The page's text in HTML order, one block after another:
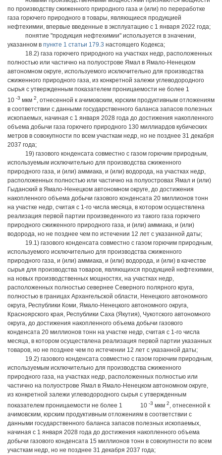
по производству сжиженного природного газа и (или) по переработке
газа горючего природного в товары, являющиеся продукцией
нефтехимии, впервые введенные в эксплуатацию с 1 января 2022 года;
понятие "продукция нефтехимии" используется в значении,
указанном в пункте 1 статьи 179.3 настоящего Кодекса;
18.2) газа горючего природного на участках недр, расположенных
полностью или частично на полуострове Ямал в Ямало-Ненецком
автономном округе, используемого исключительно для производства
сжиженного природного газа, из конкретной залежи углеводородного
сырья с утвержденным показателем проницаемости не более 1
10 -3 мкм 2, отнесенной к ачимовским, юрским продуктивным отложениям
в соответствии с данными государственного баланса запасов полезных
ископаемых, начиная с 1 января 2028 года до достижения накопленного
объема добычи газа горючего природного 130 миллиардов кубических
метров в совокупности по всем участкам недр, но не позднее 31 декабря
2037 года;
19) газового конденсата совместно с газом горючим природным,
используемым исключительно для производства сжиженного
природного газа, и (или) аммиака, и (или) водорода, на участках недр,
расположенных полностью или частично на полуостровах Ямал и (или)
Гыданский в Ямало-Ненецком автономном округе, до достижения
накопленного объема добычи газового конденсата 20 миллионов тонн
на участке недр, считая с 1-го числа месяца, в котором осуществлена
реализация первой партии произведенного из такого газа горючего
природного сжиженного природного газа, и (или) аммиака, и (или)
водорода, но не позднее чем по истечении 12 лет с указанной даты;
19.1) газового конденсата совместно с газом горючим природным,
используемого исключительно для производства сжиженного
природного газа, и (или) аммиака, и (или) водорода, и (или) в качестве
сырья для производства товаров, являющихся продукцией нефтехимии,
на новых производственных мощностях, на участках недр,
расположенных полностью севернее Северного полярного круга,
полностью в границах Архангельской области, Ненецкого автономного
округа, Республики Коми, Ямало-Ненецкого автономного округа,
Красноярского края, Республики Саха (Якутия), Чукотского автономного
округа, до достижения накопленного объема добычи газового
конденсата 20 миллионов тонн на участке недр, считая с 1-го числа
месяца, в котором осуществлена реализация первой партии указанных
товаров, но не позднее чем по истечении 12 лет с указанной даты;
19.2) газового конденсата совместно с газом горючим природным,
используемым исключительно для производства сжиженного
природного газа, на участках недр, расположенных полностью или
частично на полуострове Ямал в Ямало-Ненецком автономном округе,
из конкретной залежи углеводородного сырья с утвержденным
показателем проницаемости не более 1
10 -3 мкм 2, отнесенной к
ачимовским, юрским продуктивным отложениям в соответствии с
данными государственного баланса запасов полезных ископаемых,
начиная с 1 января 2028 года до достижения накопленного объема
добычи газового конденсата 15 миллионов тонн в совокупности по всем
участкам недр, но не позднее 31 декабря 2037 года;